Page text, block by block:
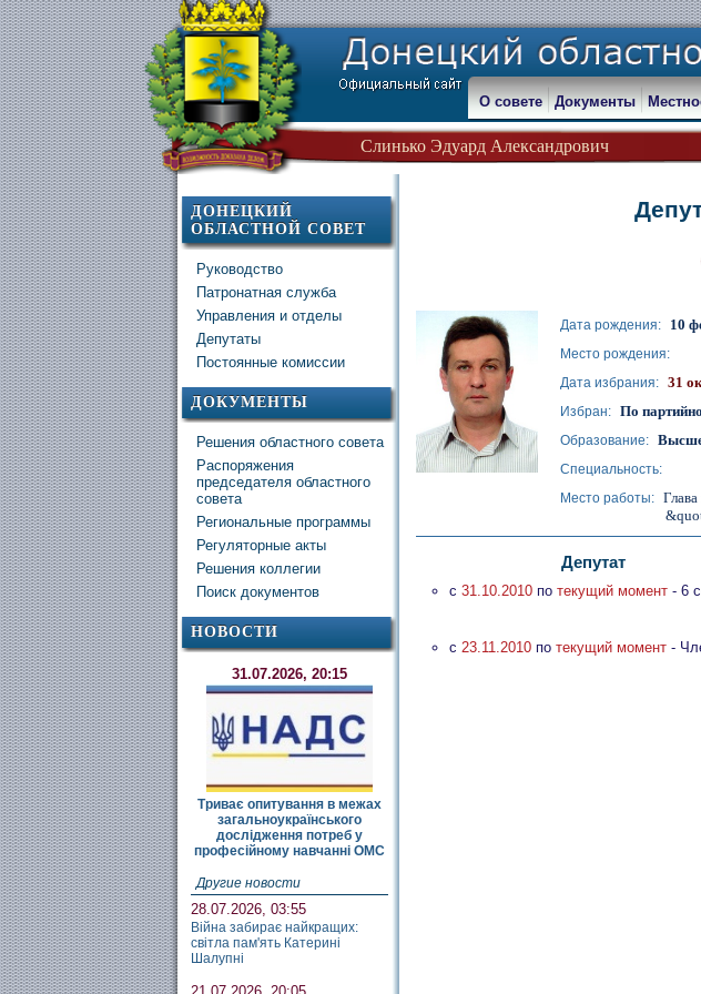
Слинько Эдуард Александрович
О совете Документы
ДОНЕЦКИЙ
ОБЛАСТНОЙ СОВЕТ
Руководство
Патронатная служба
Управления и отделы
Депутаты
Постоянные комиссии
ДОКУМЕНТЫ
Решения областного совета
Распоряжения
председателя областного
совета
Региональные программы
Регуляторные акты
Решения коллегии
Поиск документов
НОВОСТИ
31.07.2026, 20:15
Триває опитування в межах
загальноукраїнського
дослідження потреб у
професійному навчанні ОМС
Другие новости
28.07.2026, 03:55
Війна забирає найкращих:
світла пам'ять Катерині
Шалупні
Дата рождения: 10
Место рождения:
Дата избрания: 31
Избран: По
Образование:
Специальность:
Место работы:
Депутат
c 31.10.2010 по текущий момент - 6
c 23.11.2010 по текущий момент -